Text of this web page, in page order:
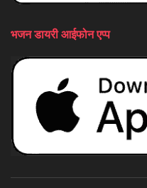
भजन डायरी आईफोन एप्प